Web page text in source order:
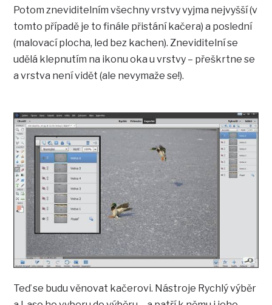
Potom zneviditelním všechny vrstvy vyjma nejvyšší (v
tomto případě je to finále přistání kačera) a poslední
(malovací plocha, led bez kachen). Zneviditelní se
udělá klepnutím na ikonu oka u vrstvy – přeškrtne se
a vrstva není vidět (ale nevymaže se!).
Teď se budu věnovat kačerovi. Nástroje Rychlý výběr